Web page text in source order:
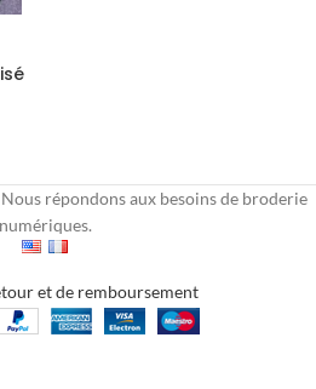
répondons aux besoins de broderie
numériques.
et de remboursement